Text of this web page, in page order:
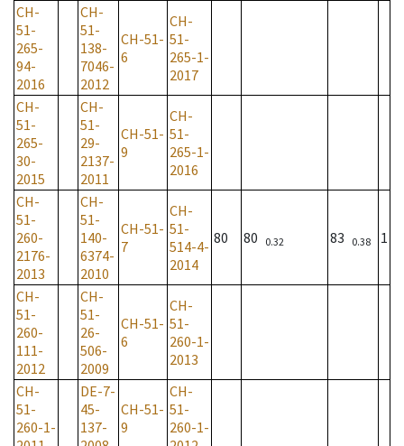
CH-
51-
265-
94-
2016
CH-
51-
138-
7046-
2012
CH-51-
6
CH-
51-
265-1-
2017
CH-
51-
265-
30-
2015
CH-
51-
29-
2137-
2011
CH-51-
9
CH-
51-
265-1-
2016
CH-
51-
260-
2176-
2013
CH-
51-
140-
6374-
2010
CH-51-
7
CH-
51-
514-4-
2014
80 80 0.32 83 0.38 1
CH-
51-
260-
111-
2012
CH-
51-
26-
506-
2009
CH-51-
6
CH-
51-
260-1-
2013
CH-
51-
260-1-
DE-7-
45-
137-
CH-51-
9
CH-
51-
260-1-